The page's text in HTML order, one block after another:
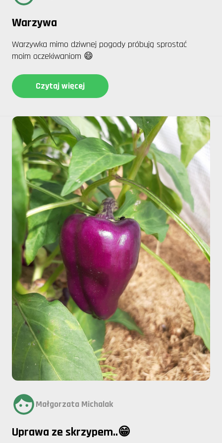
Warzywa
Warzywka mimo dziwnej pogody próbują sprostać
moim oczekiwaniom 😄
Czytaj więcej
Małgorzata Michalak
Uprawa ze skrzypem..😁